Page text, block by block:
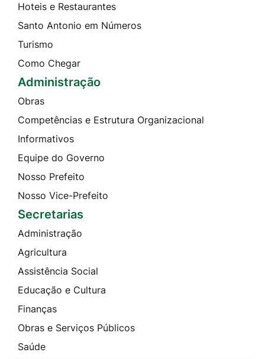
Hoteis e Restaurantes
Santo Antonio em Números
Turismo
Como Chegar
Administração
Obras
Competências e Estrutura Organizacional
Informativos
Equipe do Governo
Nosso Prefeito
Nosso Vice-Prefeito
Secretarias
Administração
Agricultura
Assistência Social
Educação e Cultura
Finanças
Obras e Serviços Públicos
Saúde